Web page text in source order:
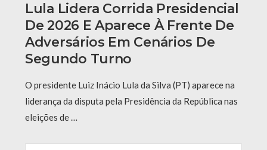
Lula Lidera Corrida Presidencial
De 2026 E Aparece À Frente De
Adversários Em Cenários De
Segundo Turno
O presidente Luiz Inácio Lula da Silva (PT) aparece na
liderança da disputa pela Presidência da República nas
eleições de …